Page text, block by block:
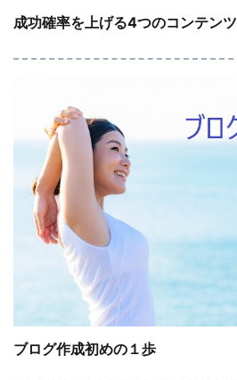
成功確率を上げる4つのコンテンツ
ブログ作成初めの１歩